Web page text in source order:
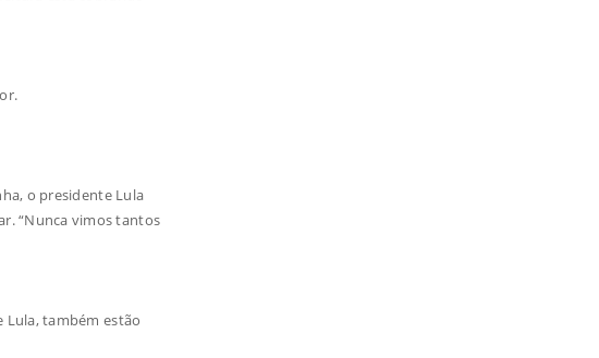
o presidente Lula
“Nunca vimos tantos
Lula, também estão